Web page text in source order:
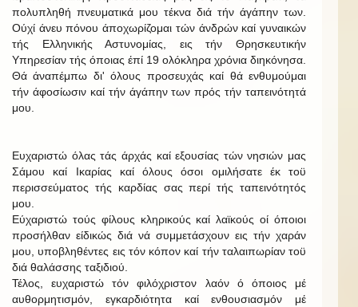
πολυπληθή πνευματικά μου τέκνα διά τήν άγάπην των.
Ούχί άνευ πόνου άποχωρίζομαι τών άνδρών καί γυναικών
τής Ελληνικής Αστυνομίας, εις τήν Θρησκευτικήν
Υπηρεσίαν τής όποιας έπί 19 ολόκληρα χρόνια διηκόνησα.
Θά άναπέμπω δι' όλους προσευχάς καί θά ενθυμούμαι
τήν άφοσίωσιν καί τήν άγάπην των πρός τήν ταπεινότητά
μου.
Ευχαριστώ όλας τάς άρχάς καί εξουσίας τών νησιών μας
Σάμου καί Ικαρίας καί όλους όσοι ομιλήσατε έκ τοϋ
περισσεύματος τής καρδίας σας περί τής ταπεινότητός
μου.
Εύχαριστώ τούς φίλους κληρικούς καί λαϊκούς οί όποιοι
προσήλθαν είδικώς διά νά συμμετάσχουν εις τήν χαράν
μου, υποβληθέντες εις τόν κόπον καί τήν ταλαιπωρίαν τοϋ
διά θαλάσσης ταξιδιού.
Τέλος, ευχαριστώ τόν φιλόχριστον λαόν ό όποιος μέ
αυθορμητισμόν, εγκαρδιότητα καί ενθουσιασμόν μέ